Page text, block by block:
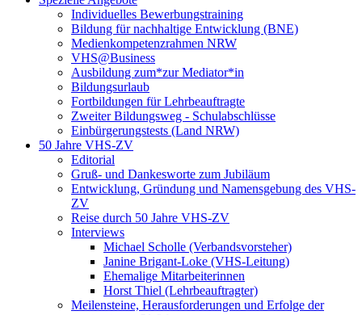
Individuelles Bewerbungstraining
Bildung für nachhaltige Entwicklung (BNE)
Medienkompetenzrahmen NRW
VHS@Business
Ausbildung zum*zur Mediator*in
Bildungsurlaub
Fortbildungen für Lehrbeauftragte
Zweiter Bildungsweg - Schulabschlüsse
Einbürgerungstests (Land NRW)
50 Jahre VHS-ZV
Editorial
Gruß- und Dankesworte zum Jubiläum
Entwicklung, Gründung und Namensgebung des VHS-
ZV
Reise durch 50 Jahre VHS-ZV
Interviews
Michael Scholle (Verbandsvorsteher)
Janine Brigant-Loke (VHS-Leitung)
Ehemalige Mitarbeiterinnen
Horst Thiel (Lehrbeauftragter)
Meilensteine, Herausforderungen und Erfolge der